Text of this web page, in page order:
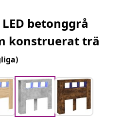
betonggrå
konstruerat trä